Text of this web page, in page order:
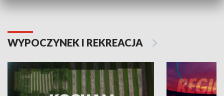
WYPOCZYNEK I REKREACJA